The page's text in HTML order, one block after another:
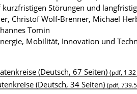
Störungen und
Christof Wolf-Brenner, Michael
Tomin
Mobilität, Innovation und
(Deutsch, 67 Seiten) (pdf,
(Deutsch, 34 Seiten) (pdf,